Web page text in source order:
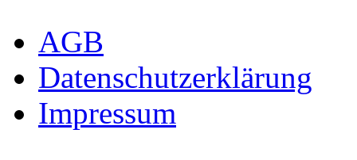
AGB
Datenschutzerklärung
Impressum